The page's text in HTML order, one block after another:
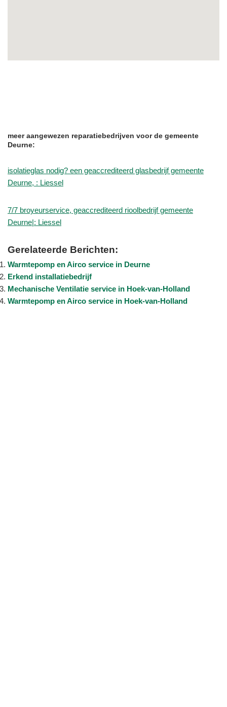
meer aangewezen reparatiebedrijven voor de gemeente
Deurne:
isolatieglas nodig? een geaccrediteerd glasbedrijf gemeente
Deurne, : Liessel
7/7 broyeurservice, geaccrediteerd rioolbedrijf gemeente
Deurne|: Liessel
Gerelateerde Berichten:
Warmtepomp en Airco service in Deurne
Erkend installatiebedrijf
Mechanische Ventilatie service in Hoek-van-Holland
Warmtepomp en Airco service in Hoek-van-Holland